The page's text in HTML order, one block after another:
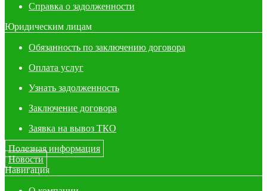
Справка о задолженности
Юридическим лицам
Обязанность по заключению договора
Оплата услуг
Узнать задолженность
Заключение договора
Заявка на вывоз ТКО
Полезная информация
Новости
Навигация